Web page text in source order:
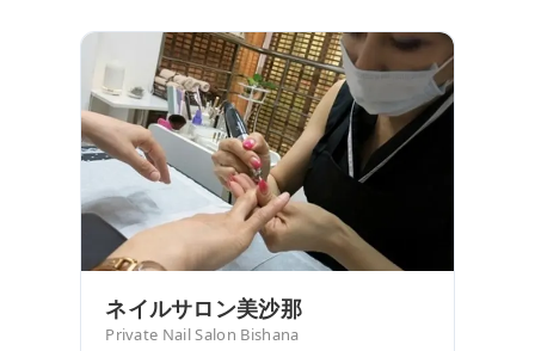
ネイルサロン美沙那
Private Nail Salon Bishana